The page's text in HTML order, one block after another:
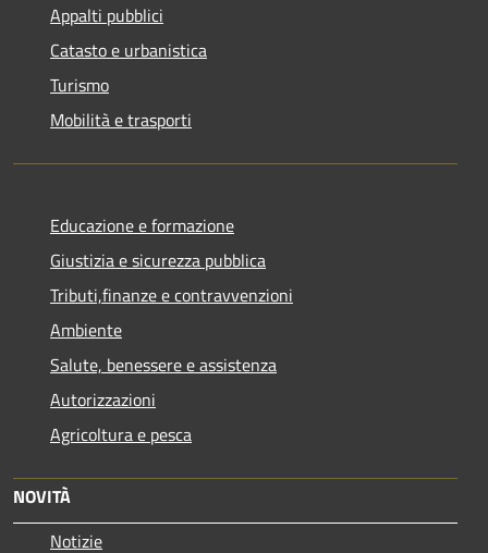
Appalti pubblici
Catasto e urbanistica
Turismo
Mobilità e trasporti
Educazione e formazione
Giustizia e sicurezza pubblica
Tributi,finanze e contravvenzioni
Ambiente
Salute, benessere e assistenza
Autorizzazioni
Agricoltura e pesca
NOVITÀ
Notizie